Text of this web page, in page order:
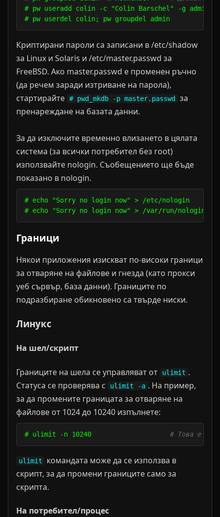
# pw useradd colin -c "Colin Barschel" -g admin
Криптирани пароли са записани в /etc/shadow
за Linux и Solaris и /etc/master.passwd за
FreeBSD. Ако master.passwd е променен ръчно
(да речем заради изтриване на парола),
стартирайте # pwd_mkdb -p master.passwd за
пренареждане на базата данни.
За да изключите временно влизането в цялата
система (за всички потребител без root)
използвайте nologin. Съобещението ще бъде
показано в nologin.
# echo "Sorry no login now" > /etc/nologin
# echo "Sorry no login now" > /var/run/nologin
Граници
Някои приложения изискват по-високи граници
за отваряне на файлове и гнезда (като прокси
уеб сървър, база данни). Границите по
подразбиране обикновено са твърде ниски.
Линукс
На шел/скрипт
Границите на шела се управляват от ulimit .
Статуса се проверява с
ulimit -a . На пример,
за да промените границата за отваряне на
файлове от 1024 до 10240 изпълнете:
# ulimit -n 10240 # Това е
ulimit
командата може да се използва в
скрипт, за да промени границите само за
скрипта.
На потребител/процес